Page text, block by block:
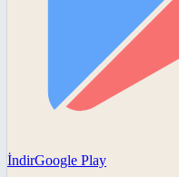
İndirGoogle Play